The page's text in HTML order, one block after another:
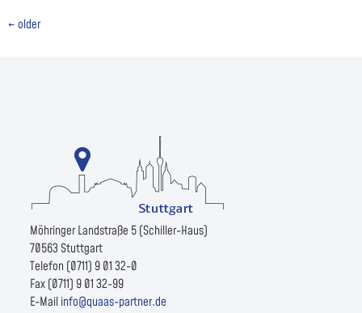
←older
Möhringer Landstraße 5 (Schiller-Haus)
70563 Stuttgart
Telefon (0711) 9 01 32-0
Fax (0711) 9 01 32-99
E-Mailinfo@quaas-partner.de